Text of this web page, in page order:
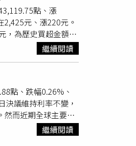
合條件時，機器人
面的全自動智能財報
家也提醒，雖然AI智
演算法大多是基於
改變時，歷史模型往
漲了一大段；此
機器人」或保證獲
居市占前五大之
營部操作、新股承銷
健的經紀客戶群。
占率大」代表該券
點，有些券商給一般
點、漲
元、漲220元。
，為歷史買超金額第
、漲9.35元；聯電
名個股為主動統一台
（00992A）、凱
最便宜的台股正二
人氣王。。投信買
）、富邦金
台股正2 ETF 的運
標與投資屬性，控
「健康的回檔」而非
繼續閱讀
點、跌幅0.26%、
議維持利率不變，
然而近期全球主要股
緊，觸發槓桿部位去
上檯面。中租基金平
繼續閱讀